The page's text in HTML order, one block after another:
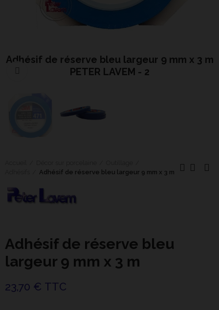
Adhésif de réserve bleu largeur 9 mm x 3 m
PETER LAVEM - 2
Cliquer pour agrandir
Adhésif de réserve bleu largeur 9 mm x 3 m
Adhésif de réserve bleu
largeur 9 mm x 3 m
23,70 € TTC